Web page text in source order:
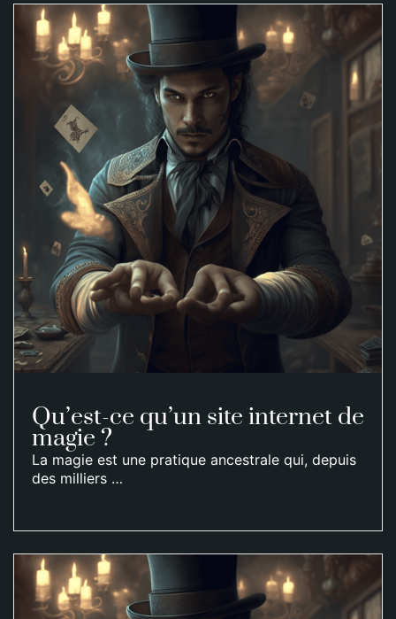
Qu’est-ce qu’un site internet de
magie ?
La magie est une pratique ancestrale qui, depuis
des milliers …